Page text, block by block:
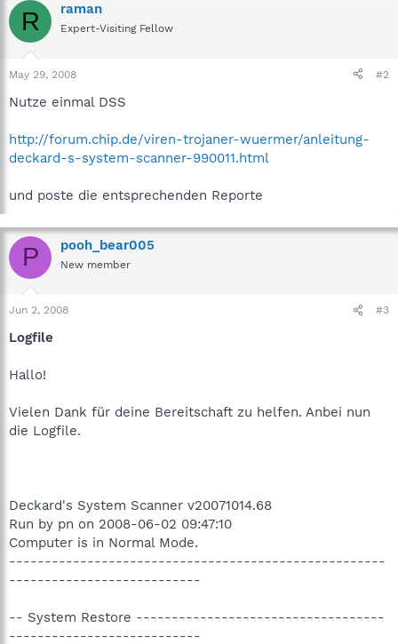
R raman
Expert-Visiting Fellow
May 29, 2008 #2
Nutze einmal DSS
http://forum.chip.de/viren-trojaner-wuermer/anleitung-
deckard-s-system-scanner-990011.html
und poste die entsprechenden Reporte
P pooh_bear005
New member
Jun 2, 2008 #3
Logfile
Hallo!
Vielen Dank für deine Bereitschaft zu helfen. Anbei nun
die Logfile.
Deckard's System Scanner v20071014.68
Run by pn on 2008-06-02 09:47:10
Computer is in Normal Mode.
-----------------------------------------------------
---------------------------
-- System Restore -----------------------------------
---------------------------